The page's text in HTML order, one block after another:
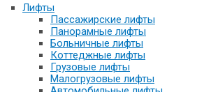
Лифты
Пассажирские лифты
Панорамные лифты
Больничные лифты
Коттеджные лифты
Грузовые лифты
Малогрузовые лифты